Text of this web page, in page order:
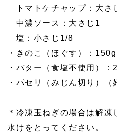
トマトケチャップ：大さ
中濃ソース：大さじ1
塩：小さじ1/8
・きのこ（ほぐす）：150g
・バター（食塩不使用）：
・パセリ（みじん切り）（
＊冷凍玉ねぎの場合は解
水けをとってください。